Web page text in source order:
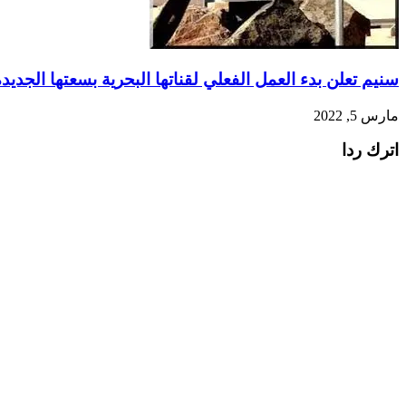
سنيم تعلن بدء العمل الفعلي لقناتها البحرية بسعتها
مارس 5, 2022
اترك ردا